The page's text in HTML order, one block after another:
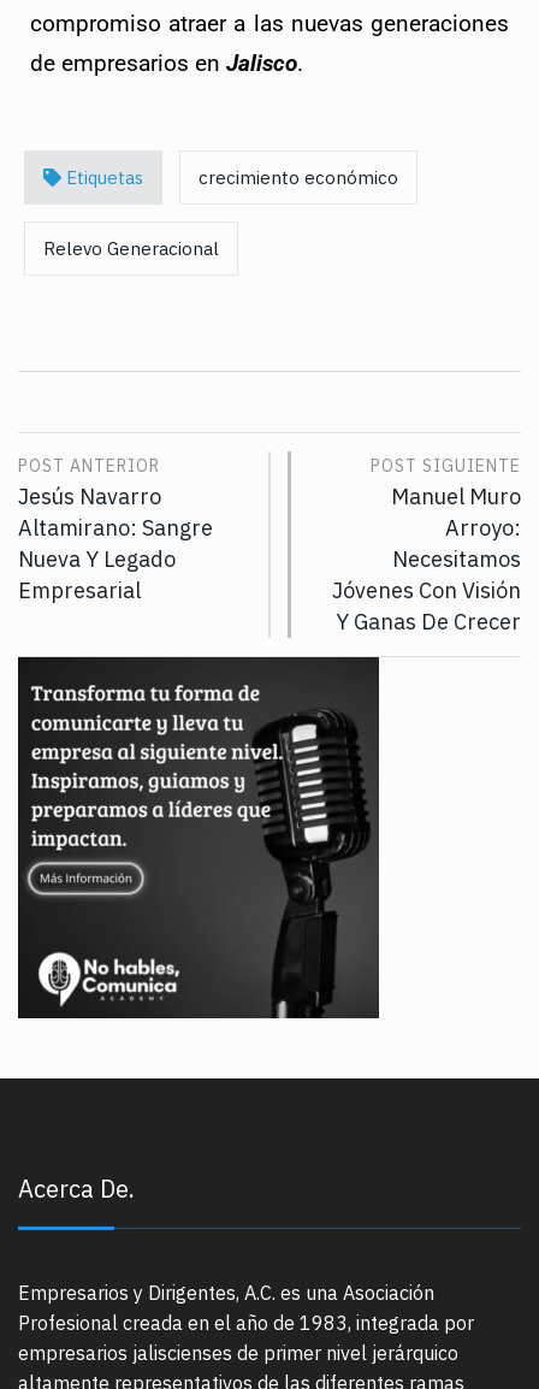
compromiso atraer a las nuevas generaciones
de empresarios en Jalisco.
Etiquetas crecimiento económico
Relevo Generacional
POST ANTERIOR
Jesús Navarro
Altamirano: Sangre
Nueva Y Legado
Empresarial
POST SIGUIENTE
Manuel Muro
Arroyo:
Necesitamos
Jóvenes Con Visión
Y Ganas De Crecer
Acerca De.
Empresarios y Dirigentes, A.C. es una Asociación
Profesional creada en el año de 1983, integrada por
empresarios jaliscienses de primer nivel jerárquico
altamente representativos de las diferentes ramas